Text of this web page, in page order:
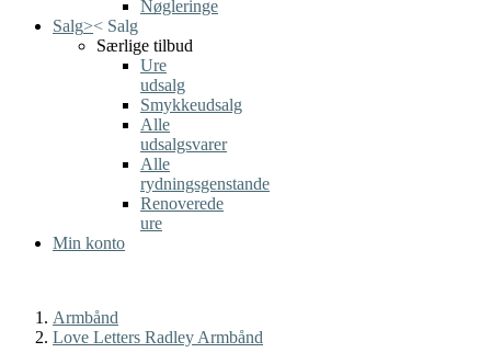
Nøgleringe
Salg>< Salg
Særlige tilbud
Ure
udsalg
Smykkeudsalg
Alle
udsalgsvarer
Alle
rydningsgenstande
Renoverede
ure
Min konto
Armbånd
Love Letters Radley Armbånd